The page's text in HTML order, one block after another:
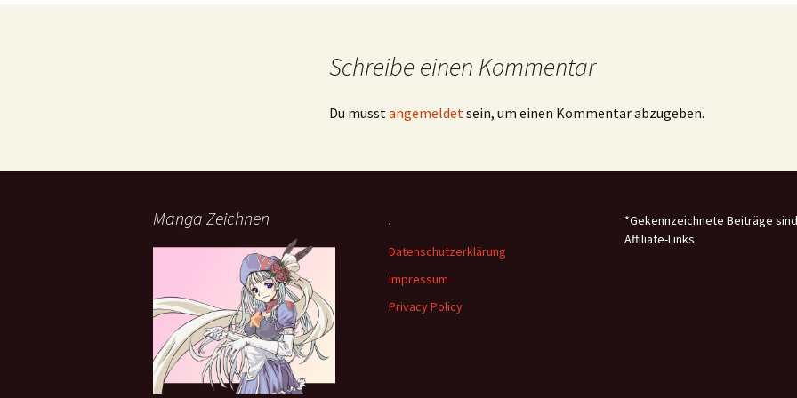
Schreibe einen Kommentar
Du musstangemeldetsein, um einen Kommentar abzugeben.
Manga Zeichnen .
Datenschutzerklärung
Impressum
Privacy Policy
*Gekennzeichnete Beiträge sind
Affiliate-Links.